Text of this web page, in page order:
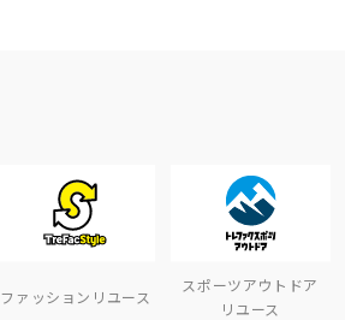
ファッションリユース
スポーツアウトドア
リユース